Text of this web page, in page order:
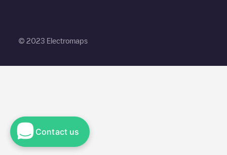
© 2023 Electromaps
Contact us